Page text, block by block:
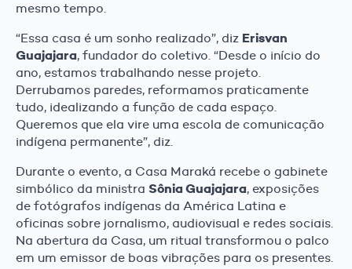
mesmo tempo.
“Essa casa é um sonho realizado”, diz Erisvan
Guajajara, fundador do coletivo. “Desde o início do
ano, estamos trabalhando nesse projeto.
Derrubamos paredes, reformamos praticamente
tudo, idealizando a função de cada espaço.
Queremos que ela vire uma escola de comunicação
indígena permanente”, diz.
Durante o evento, a Casa Maraká recebe o gabinete
simbólico da ministra Sônia Guajajara, exposições
de fotógrafos indígenas da América Latina e
oficinas sobre jornalismo, audiovisual e redes sociais.
Na abertura da Casa, um ritual transformou o palco
em um emissor de boas vibrações para os presentes.